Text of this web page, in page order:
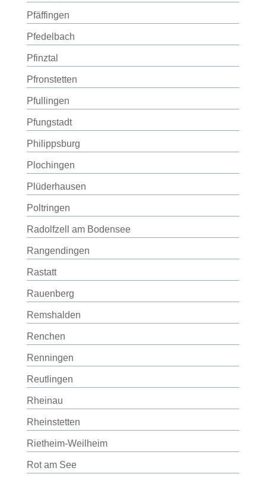
Pfäffingen
Pfedelbach
Pfinztal
Pfronstetten
Pfullingen
Pfungstadt
Philippsburg
Plochingen
Plüderhausen
Poltringen
Radolfzell am Bodensee
Rangendingen
Rastatt
Rauenberg
Remshalden
Renchen
Renningen
Reutlingen
Rheinau
Rheinstetten
Rietheim-Weilheim
Rot am See